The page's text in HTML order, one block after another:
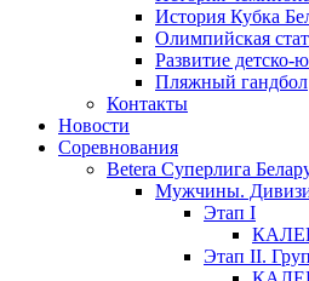
История Кубка
Олимпийская
Развитие детско-
Пляжный гандбол
Контакты
Новости
Соревнования
Betera Суперлига
Мужчины.
Этап I
Этап II.